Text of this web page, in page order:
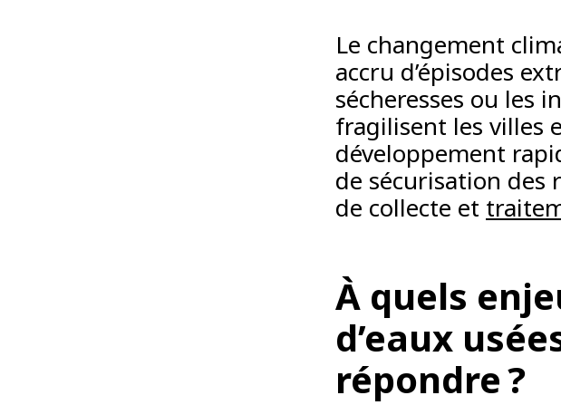
Le changement
accru d’épisodes
sécheresses ou les
fragilisent les villes
développement
de sécurisation des
de collecte et
À quels
d’eaux
répondre ?